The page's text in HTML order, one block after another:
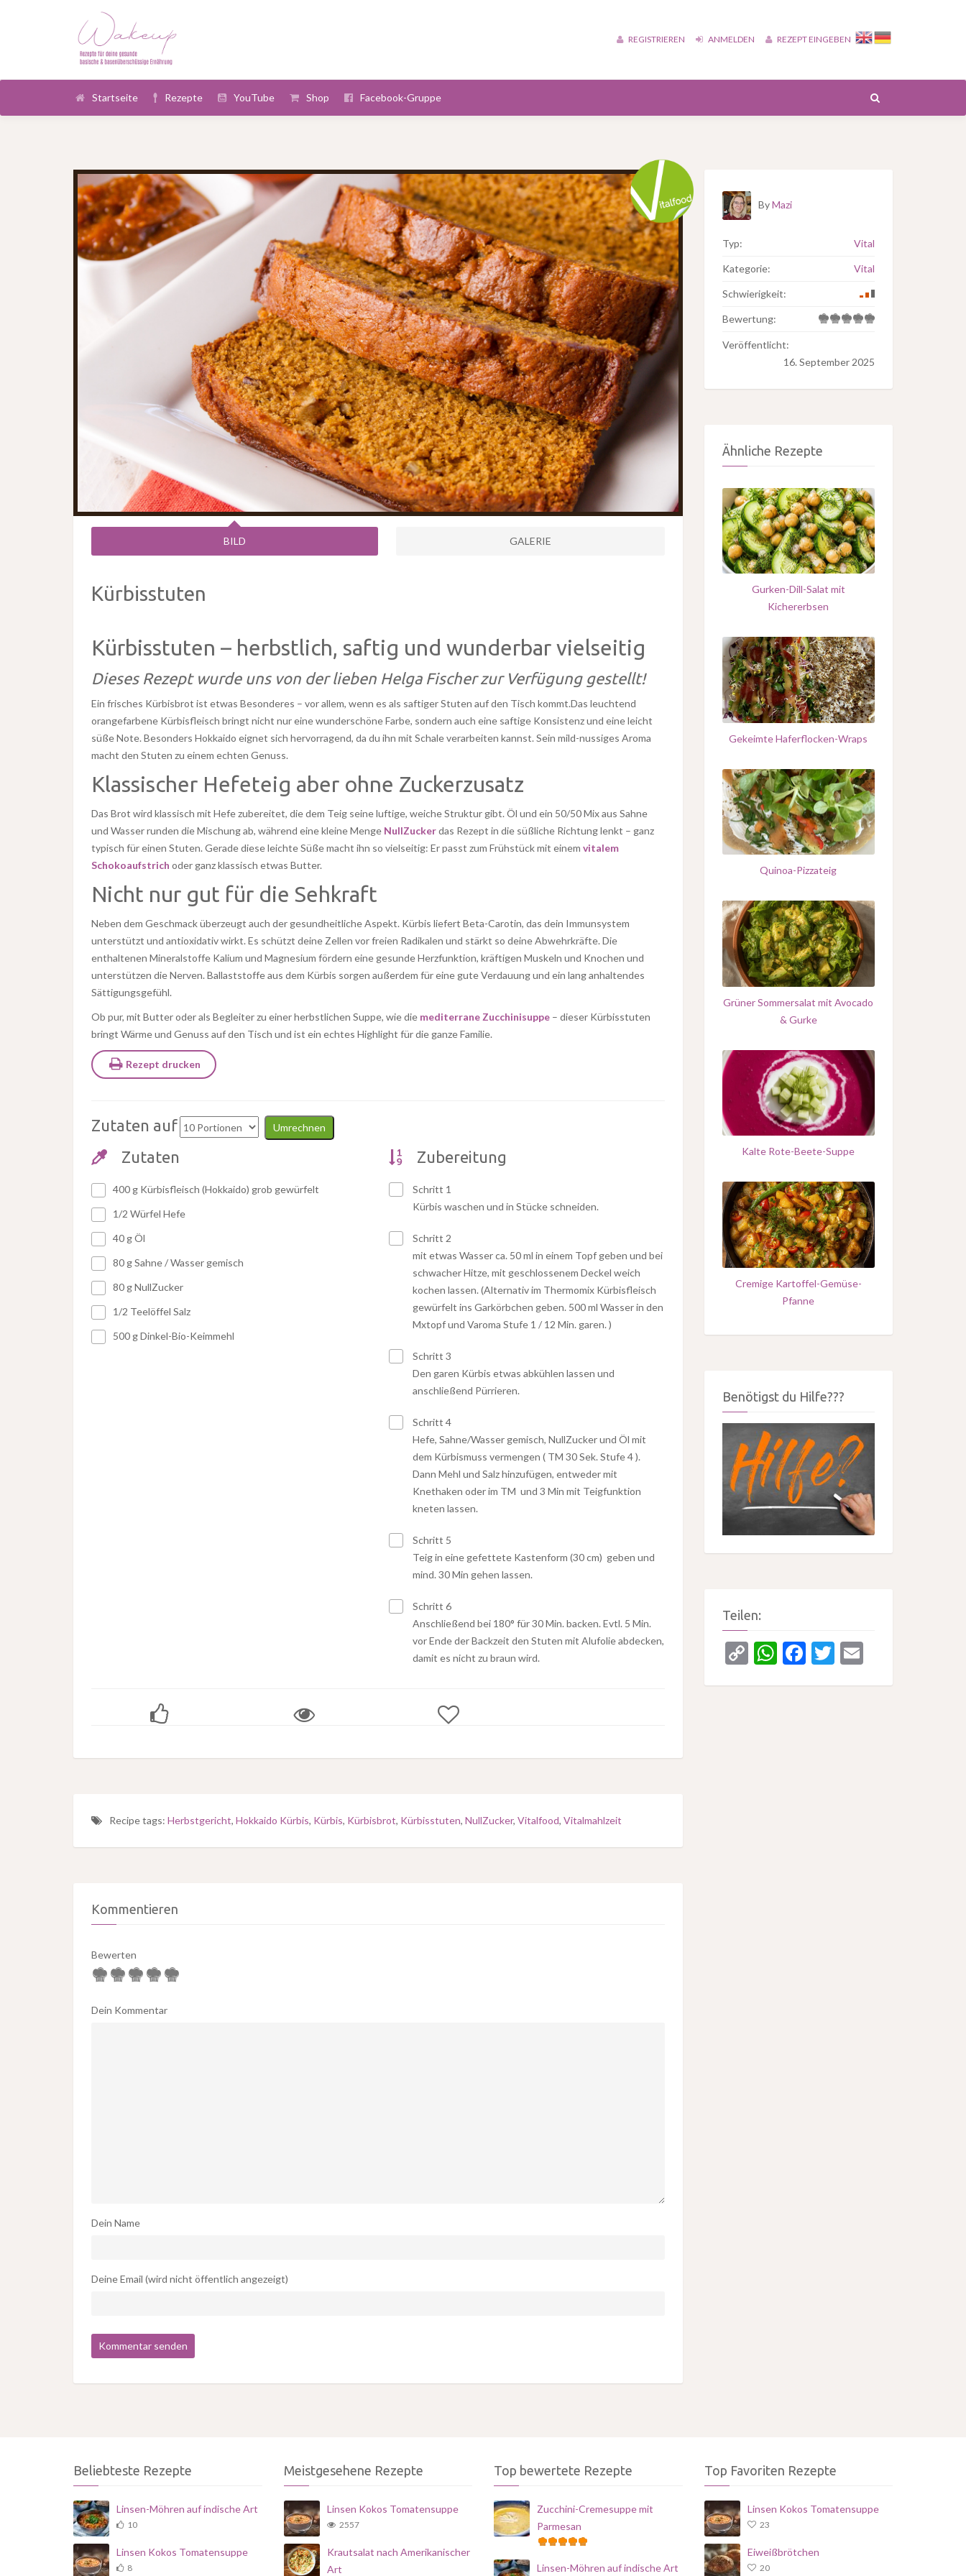
REGISTRIEREN ANMELDEN REZEPT EINGEBEN
Startseite Rezepte YouTube Shop Facebook-Gruppe
BILD GALERIE
Kürbisstuten
Kürbisstuten – herbstlich, saftig und wunderbar vielseitig
Dieses Rezept wurde uns von der lieben Helga Fischer zur Verfügung gestellt!
Ein frisches Kürbisbrot ist etwas Besonderes – vor allem, wenn es als saftiger Stuten auf den Tisch kommt.Das leuchtend
orangefarbene Kürbisfleisch bringt nicht nur eine wunderschöne Farbe, sondern auch eine saftige Konsistenz und eine leicht
süße Note. Besonders Hokkaido eignet sich hervorragend, da du ihn mit Schale verarbeiten kannst. Sein mild-nussiges Aroma
macht den Stuten zu einem echten Genuss.
Klassischer Hefeteig aber ohne Zuckerzusatz
Das Brot wird klassisch mit Hefe zubereitet, die dem Teig seine luftige, weiche Struktur gibt. Öl und ein 50/50 Mix aus Sahne
und Wasser runden die Mischung ab, während eine kleine Menge NullZuckerdas Rezept in die süßliche Richtung lenkt – ganz
typisch für einen Stuten. Gerade diese leichte Süße macht ihn so vielseitig: Er passt zum Frühstück mit einem vitalem
Schokoaufstrich oder ganz klassisch etwas Butter.
Nicht nur gut für die Sehkraft
Neben dem Geschmack überzeugt auch der gesundheitliche Aspekt. Kürbis liefert Beta-Carotin, das dein Immunsystem
unterstützt und antioxidativ wirkt. Es schützt deine Zellen vor freien Radikalen und stärkt so deine Abwehrkräfte. Die
enthaltenen Mineralstoffe Kalium und Magnesium fördern eine gesunde Herzfunktion, kräftigen Muskeln und Knochen und
unterstützen die Nerven. Ballaststoffe aus dem Kürbis sorgen außerdem für eine gute Verdauung und ein lang anhaltendes
Sättigungsgefühl.
Ob pur, mit Butter oder als Begleiter zu einer herbstlichen Suppe, wie die mediterrane Zucchinisuppe – dieser Kürbisstuten
bringt Wärme und Genuss auf den Tisch und ist ein echtes Highlight für die ganze Familie.
Rezept drucken
Zutaten auf Umrechnen
Zutaten
400 g Kürbisfleisch (Hokkaido) grob gewürfelt
1/2 Würfel Hefe
40 g Öl
80 g Sahne / Wasser gemisch
80 g NullZucker
1/2 Teelöffel Salz
500 g Dinkel-Bio-Keimmehl
Zubereitung
Schritt 1
Kürbis waschen und in Stücke schneiden.
Schritt 2
mit etwas Wasser ca. 50 ml in einem Topf geben und bei
schwacher Hitze, mit geschlossenem Deckel weich
kochen lassen. (Alternativ im Thermomix Kürbisfleisch
gewürfelt ins Garkörbchen geben. 500 ml Wasser in den
Mxtopf und Varoma Stufe 1 / 12 Min. garen. )
Schritt 3
Den garen Kürbis etwas abkühlen lassen und
anschließend Pürrieren.
Schritt 4
Hefe, Sahne/Wasser gemisch, NullZucker und Öl mit
dem Kürbismuss vermengen ( TM 30 Sek. Stufe 4 ).
Dann Mehl und Salz hinzufügen, entweder mit
Knethaken oder im TM und 3 Min mit Teigfunktion
kneten lassen.
Schritt 5
Teig in eine gefettete Kastenform (30 cm) geben und
mind. 30 Min gehen lassen.
Schritt 6
Anschließend bei 180° für 30 Min. backen. Evtl. 5 Min.
vor Ende der Backzeit den Stuten mit Alufolie abdecken,
damit es nicht zu braun wird.
Recipe tags: Herbstgericht, Hokkaido Kürbis, Kürbis, Kürbisbrot, Kürbisstuten, NullZucker, Vitalfood, Vitalmahlzeit
Kommentieren
Bewerten
Dein Kommentar
Dein Name
Deine Email (wird nicht öffentlich angezeigt)
ByMazi
Typ: Vital
Kategorie: Vital
Schwierigkeit:
Bewertung:
Veröffentlicht:
16. September 2025
Ähnliche Rezepte
Gurken-Dill-Salat mit
Kichererbsen
Gekeimte Haferflocken-Wraps
Quinoa-Pizzateig
Grüner Sommersalat mit Avocado
& Gurke
Kalte Rote-Beete-Suppe
Cremige Kartoffel-Gemüse-
Pfanne
Benötigst du Hilfe???
Teilen:
CopyWhatsApp
Facebook
Twitter
Email
Beliebteste Rezepte
Linsen-Möhren auf indische Art
10
Linsen Kokos Tomatensuppe
8
Meistgesehene Rezepte
Linsen Kokos Tomatensuppe
2557
Krautsalat nach Amerikanischer
Art
Top bewertete Rezepte
Zucchini-Cremesuppe mit
Parmesan
Linsen-Möhren auf indische Art
Top Favoriten Rezepte
Linsen Kokos Tomatensuppe
23
Eiweißbrötchen
20